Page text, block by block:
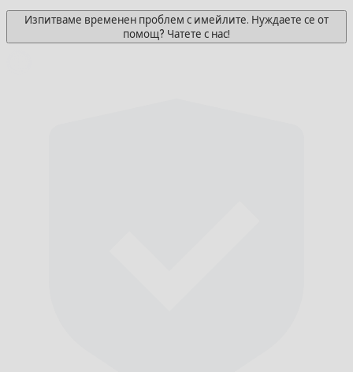
Изпитваме временен проблем с имейлите. Нуждаете се от
помощ? Чатете с нас!